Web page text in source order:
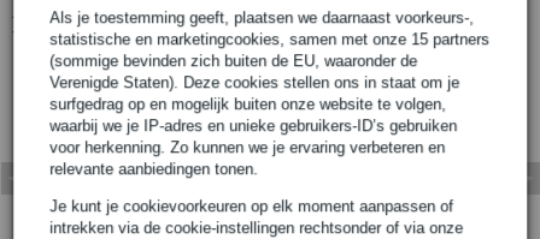
Als je toestemming geeft, plaatsen we daarnaast voorkeurs-,
statistische en marketingcookies, samen met onze 15 partners
(sommige bevinden zich buiten de EU, waaronder de
Verenigde Staten). Deze cookies stellen ons in staat om je
surfgedrag op en mogelijk buiten onze website te volgen,
waarbij we je IP-adres en unieke gebruikers-ID’s gebruiken
voor herkenning. Zo kunnen we je ervaring verbeteren en
relevante aanbiedingen tonen.
Je kunt je cookievoorkeuren op elk moment aanpassen of
intrekken via de cookie-instellingen rechtsonder of via onze
Bekijk ook eens (2)